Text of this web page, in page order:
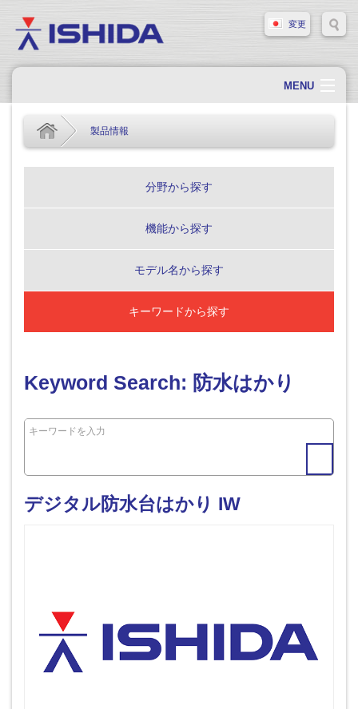
変更
MENU
会社概要
製品情報
新着情報
製品情報
分野から探す
機能から探す
モデル名から探す
キーワードから探す
Keyword Search: 防水はかり
デジタル防水台はかり IW